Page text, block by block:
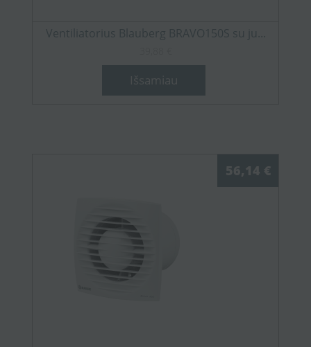
Ventiliatorius Blauberg BRAVO150S su ju...
Išsamiau
56,14 €